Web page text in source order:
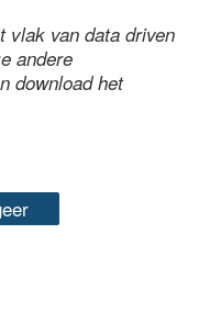
vlak van data driven
andere
download het